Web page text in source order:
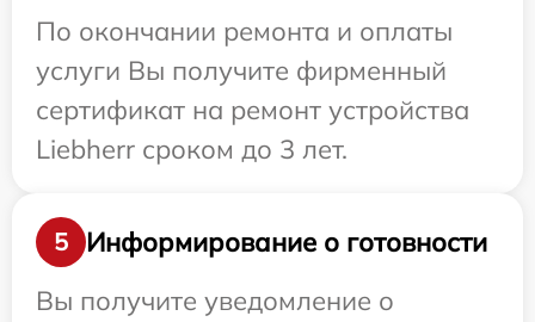
По окончании ремонта и оплаты
услуги Вы получите фирменный
сертификат на ремонт устройства
Liebherr сроком до 3 лет.
5
Информирование о готовности
Вы получите уведомление о